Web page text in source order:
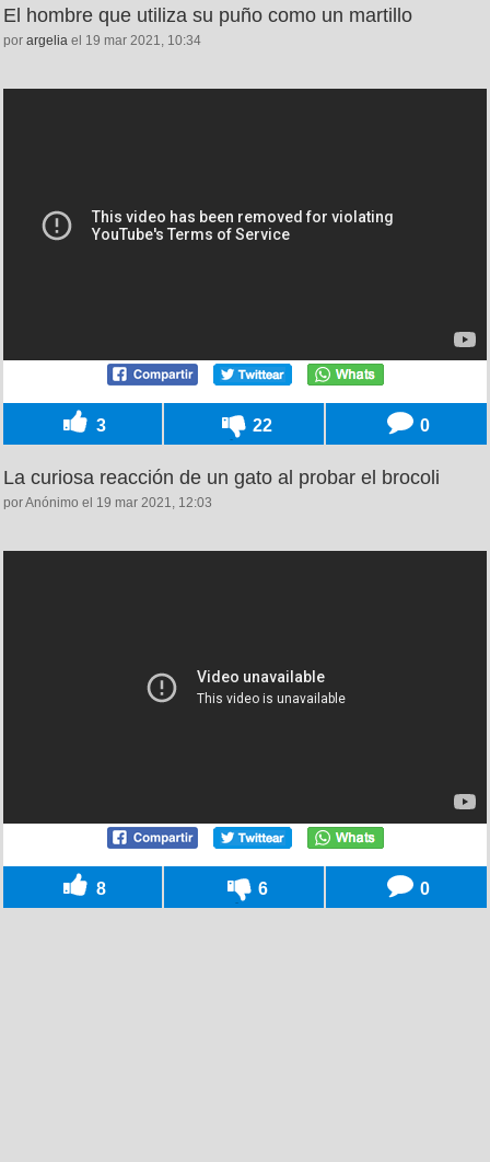
El hombre que utiliza su puño como un martillo
por argelia el 19 mar 2021, 10:34
3 22 0
La curiosa reacción de un gato al probar el brocoli
por Anónimo el 19 mar 2021, 12:03
8 6 0